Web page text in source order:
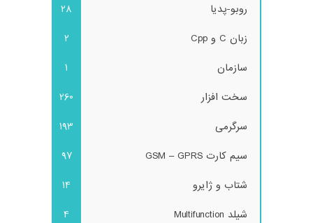
روبو-پدیا
28
زبان C و Cpp
2
سازمان
1
سخت افزار
260
سرگرمی
193
سیم کارت GSM – GPRS
97
شتاب و ژایرو
14
شیلد Multifunction
4